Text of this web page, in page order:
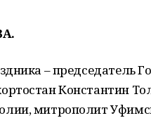
– председатель
Константин
митрополит